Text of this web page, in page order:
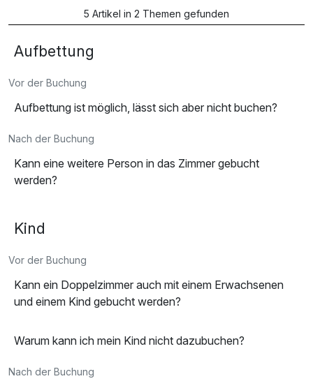
5 Artikel in 2 Themen gefunden
Aufbettung
Vor der Buchung
Aufbettung ist möglich, lässt sich aber nicht buchen?
Nach der Buchung
Kann eine weitere Person in das Zimmer gebucht
werden?
Kind
Vor der Buchung
Kann ein Doppelzimmer auch mit einem Erwachsenen
und einem Kind gebucht werden?
Warum kann ich mein Kind nicht dazubuchen?
Nach der Buchung